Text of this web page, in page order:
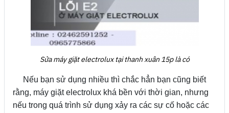
Sửa máy giặt electrolux tại thanh xuân 15p là có
Nếu bạn sử dụng nhiều thì chắc hẳn bạn cũng biết
rằng, máy giặt electrolux khá bền với thời gian, nhưng
nếu trong quá trình sử dụng xảy ra các sự cố hoặc các